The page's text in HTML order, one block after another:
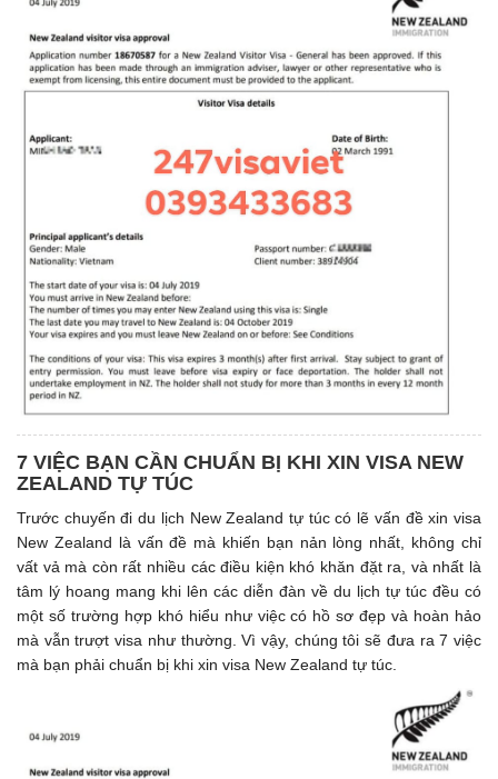
7 VIỆC BẠN CẦN CHUẨN BỊ KHI XIN VISA NEW
ZEALAND TỰ TÚC
Trước chuyến đi du lịch New Zealand tự túc có lẽ vấn đề xin visa
New Zealand là vấn đề mà khiến bạn nản lòng nhất, không chỉ
vất vả mà còn rất nhiều các điều kiện khó khăn đặt ra, và nhất là
tâm lý hoang mang khi lên các diễn đàn về du lịch tự túc đều có
một số trường hợp khó hiểu như việc có hồ sơ đẹp và hoàn hảo
mà vẫn trượt visa như thường. Vì vậy, chúng tôi sẽ đưa ra 7 việc
mà bạn phải chuẩn bị khi xin visa New Zealand tự túc.